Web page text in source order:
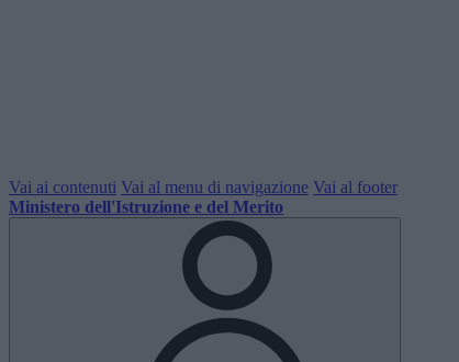
Vai ai contenuti Vai al menu di navigazione Vai al footer
Ministero dell'Istruzione e del Merito